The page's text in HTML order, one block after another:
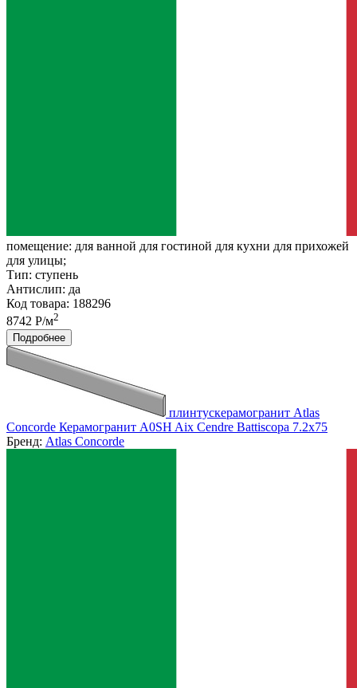
помещение: для ванной для гостиной для кухни для прихожей
для улицы;
Тип: ступень
Антислип: да
Код товара: 188296
8742 Р/м2
Подробнее
плинтускерамогранит Atlas
Concorde Керамогранит A0SH Aix Cendre Battiscopa 7.2x75
Бренд: Atlas Concorde